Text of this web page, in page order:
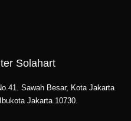
Solahart
Sawah Besar, Kota Jakarta
Jakarta 10730.